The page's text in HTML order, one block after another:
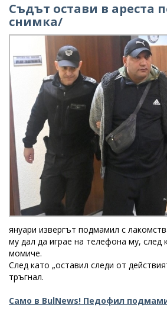
Съдът остави в ареста
снимка/
януари извергът подмамил с
му дал да играе на телефона му,
момиче.
След като „оставил следи от
тръгнал.
Само в BulNews! Педофил